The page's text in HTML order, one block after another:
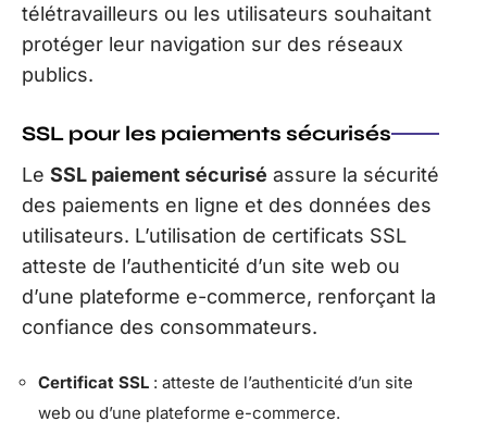
télétravailleurs ou les utilisateurs souhaitant
protéger leur navigation sur des réseaux
publics.
SSL pour les paiements sécurisés
Le SSL paiement sécurisé assure la sécurité
des paiements en ligne et des données des
utilisateurs. L’utilisation de certificats SSL
atteste de l’authenticité d’un site web ou
d’une plateforme e-commerce, renforçant la
confiance des consommateurs.
Certificat SSL : atteste de l’authenticité d’un site
web ou d’une plateforme e-commerce.